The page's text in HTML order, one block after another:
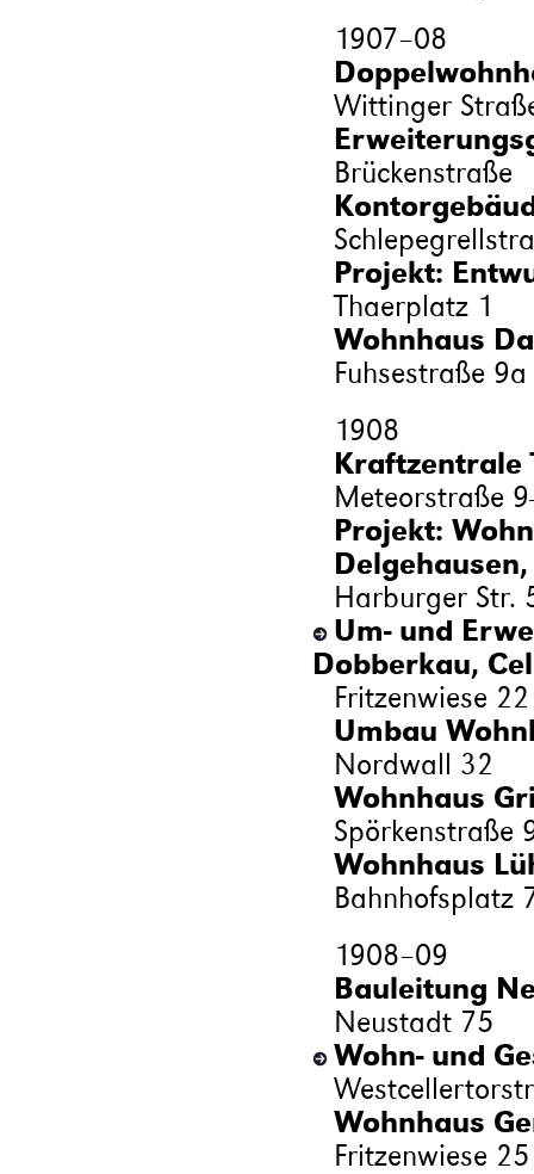
1907–08
Wittinger
Brückenstraße
Projekt:
Thaerplatz 1
Wohnhaus
Fuhsestraße 9a
1908
Kraftzentrale
Meteorstraße
Projekt:
Harburger Str.
Um- und
Dobberkau,
Fritzenwiese 22
Umbau
Nordwall 32
Wohnhaus
Spörkenstraße
Wohnhaus
Bahnhofsplatz
1908–09
Bauleitung
Neustadt 75
Wohn- und
Wohnhaus
Fritzenwiese 25